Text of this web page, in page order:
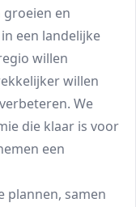
en
een landelijke
willen
willen
We
die klaar is voor
een
plannen, samen